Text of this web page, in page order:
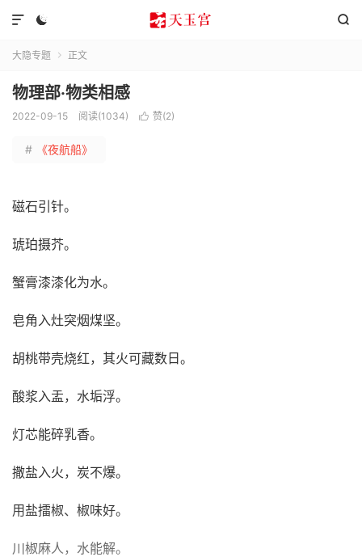
 

大隐专题  正文
物理部·物类相感
2022-09-15 阅读(1034)  赞(2)
# 《夜航船》
磁石引针。
琥珀摄芥。
蟹膏漆漆化为水。
皂角入灶突烟煤坚。
胡桃带壳烧红，其火可藏数日。
酸浆入盂，水垢浮。
灯芯能碎乳香。
撒盐入火，炭不爆。
用盐擂椒、椒味好。
川椒麻人，水能解。